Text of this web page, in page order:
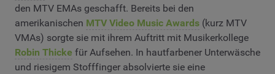
den MTV EMAs geschafft. Bereits bei den
amerikanischen MTV Video Music Awards (kurz MTV
VMAs) sorgte sie mit ihrem Auftritt mit Musikerkollege
Robin Thicke für Aufsehen. In hautfarbener Unterwäsche
und riesigem Stofffinger absolvierte sie eine